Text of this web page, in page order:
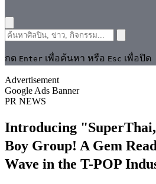
กด Enter เพื่อค้นหา หรือ Esc เพื่อปิด
Advertisement
Google Ads Banner
PR NEWS
Introducing
Boy Group! A Gem
Wave in the T-POP